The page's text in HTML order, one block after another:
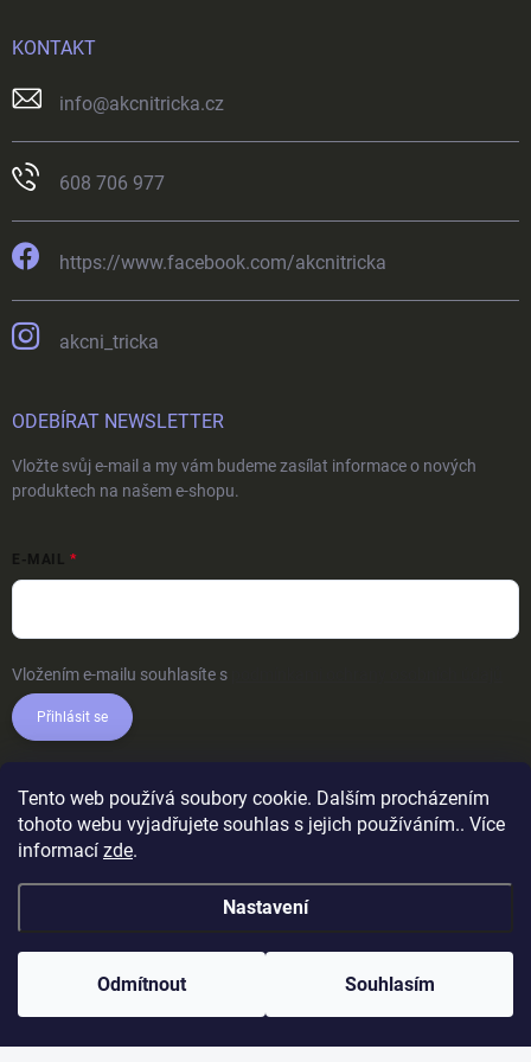
Tento web používá soubory cookie. Dalším procházením
tohoto webu vyjadřujete souhlas s jejich používáním.. Více
informací zde.
Nastavení
Odmítnout Souhlasím
KONTAKT
info@akcnitricka.cz
608 706 977
https://www.facebook.com/akcnitricka
akcni_tricka
ODEBÍRAT NEWSLETTER
Vložte svůj e-mail a my vám budeme zasílat informace o nových
produktech na našem e-shopu.
E-MAIL
Vložením e-mailu souhlasíte s
Přihlásit se
Copyright 2026AkcniTricka.CZ. Všechna práva vyhrazena.Upravit